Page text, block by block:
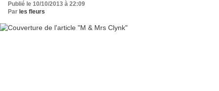
Publié le 10/10/2013 à 22:09
Par les fleurs